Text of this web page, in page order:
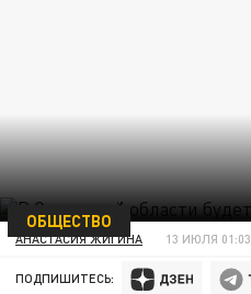
ОБЩЕСТВО
АНАСТАСИЯ ЖИГИНА 13 ИЮЛЯ 01:03
ПОДПИШИТЕСЬ: